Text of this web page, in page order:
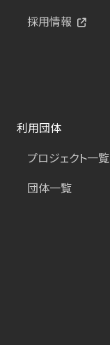
採用情報
利用団体
プロジェクト一覧
団体一覧